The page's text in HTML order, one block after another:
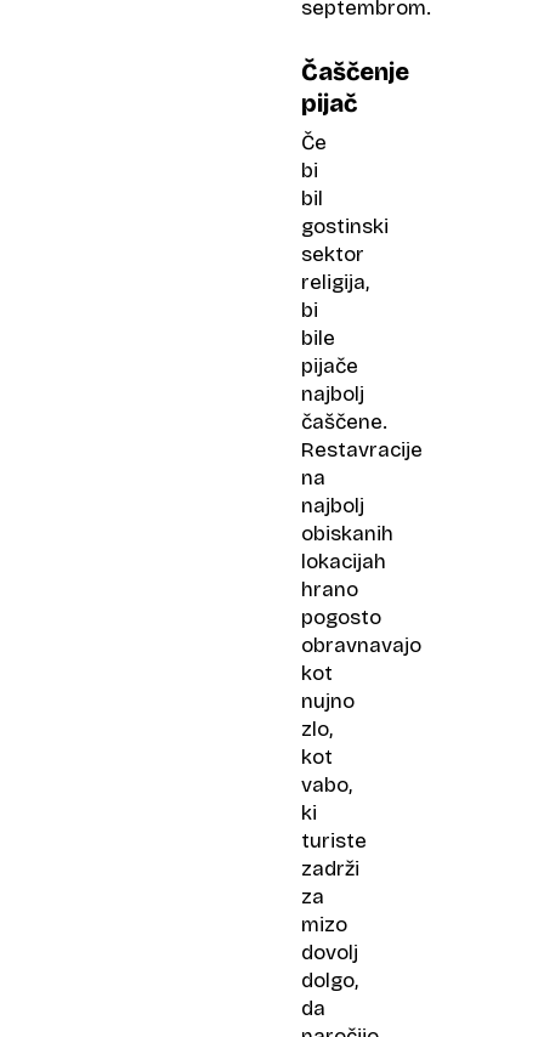
septembrom.
Čaščenje
pijač
Če
bi
bil
gostinski
sektor
religija,
bi
bile
pijače
najbolj
čaščene.
Restavracije
na
najbolj
obiskanih
lokacijah
hrano
pogosto
obravnavajo
kot
nujno
zlo,
kot
vabo,
ki
turiste
zadrži
za
mizo
dovolj
dolgo,
da